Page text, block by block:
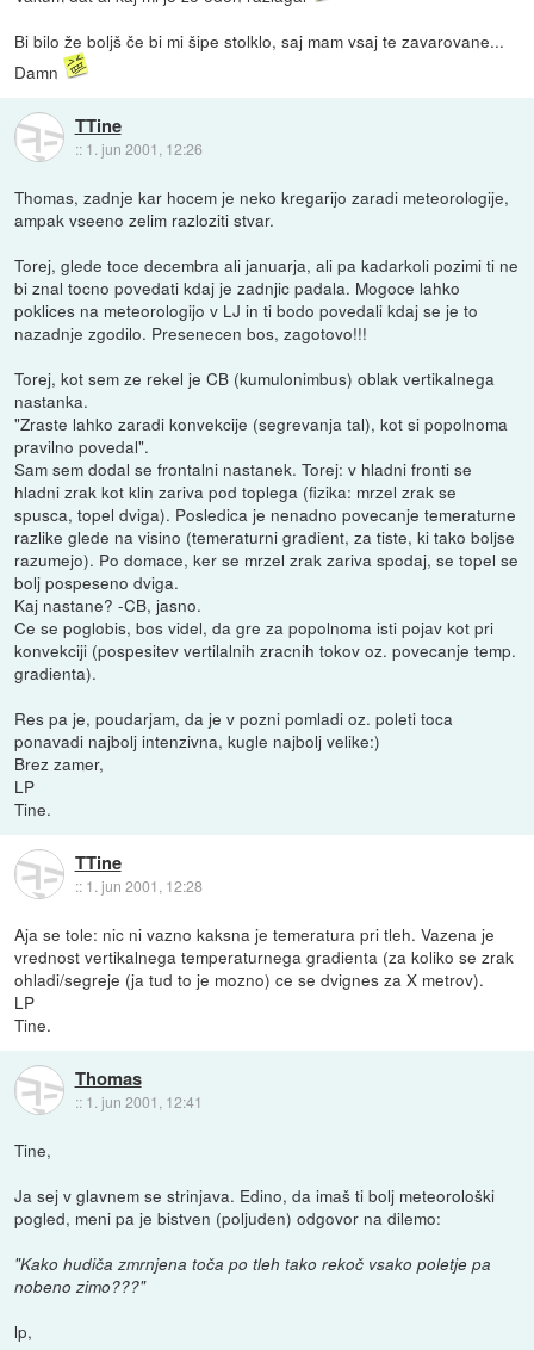
Bi bilo že boljš če bi mi šipe stolklo, saj mam vsaj te zavarovane...
Damn
TTine
:: 1. jun 2001, 12:26
Thomas, zadnje kar hocem je neko kregarijo zaradi meteorologije,
ampak vseeno zelim razloziti stvar.
Torej, glede toce decembra ali januarja, ali pa kadarkoli pozimi ti ne
bi znal tocno povedati kdaj je zadnjic padala. Mogoce lahko
poklices na meteorologijo v LJ in ti bodo povedali kdaj se je to
nazadnje zgodilo. Presenecen bos, zagotovo!!!
Torej, kot sem ze rekel je CB (kumulonimbus) oblak vertikalnega
nastanka.
"Zraste lahko zaradi konvekcije (segrevanja tal), kot si popolnoma
pravilno povedal".
Sam sem dodal se frontalni nastanek. Torej: v hladni fronti se
hladni zrak kot klin zariva pod toplega (fizika: mrzel zrak se
spusca, topel dviga). Posledica je nenadno povecanje temeraturne
razlike glede na visino (temeraturni gradient, za tiste, ki tako boljse
razumejo). Po domace, ker se mrzel zrak zariva spodaj, se topel se
bolj pospeseno dviga.
Kaj nastane? -CB, jasno.
Ce se poglobis, bos videl, da gre za popolnoma isti pojav kot pri
konvekciji (pospesitev vertilalnih zracnih tokov oz. povecanje temp.
gradienta).
Res pa je, poudarjam, da je v pozni pomladi oz. poleti toca
ponavadi najbolj intenzivna, kugle najbolj velike:)
Brez zamer,
LP
Tine.
TTine
:: 1. jun 2001, 12:28
Aja se tole: nic ni vazno kaksna je temeratura pri tleh. Vazena je
vrednost vertikalnega temperaturnega gradienta (za koliko se zrak
ohladi/segreje (ja tud to je mozno) ce se dvignes za X metrov).
LP
Tine.
Thomas
:: 1. jun 2001, 12:41
Tine,
Ja sej v glavnem se strinjava. Edino, da imaš ti bolj meteorološki
pogled, meni pa je bistven (poljuden) odgovor na dilemo:
"Kako hudiča zmrnjena toča po tleh tako rekoč vsako poletje pa
nobeno zimo???"
lp,